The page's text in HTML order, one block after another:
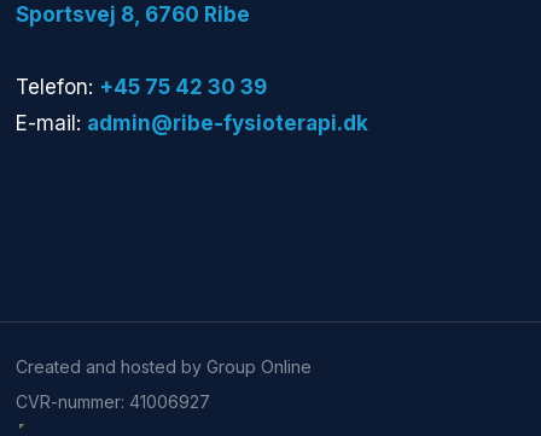
​Sportsvej 8, 6760 Ribe​
Telefon: +45 75 42 30 39
E-mail: admin@ribe-fysioterapi.dk
Created and hosted by Group Online
CVR-nummer: 41006927